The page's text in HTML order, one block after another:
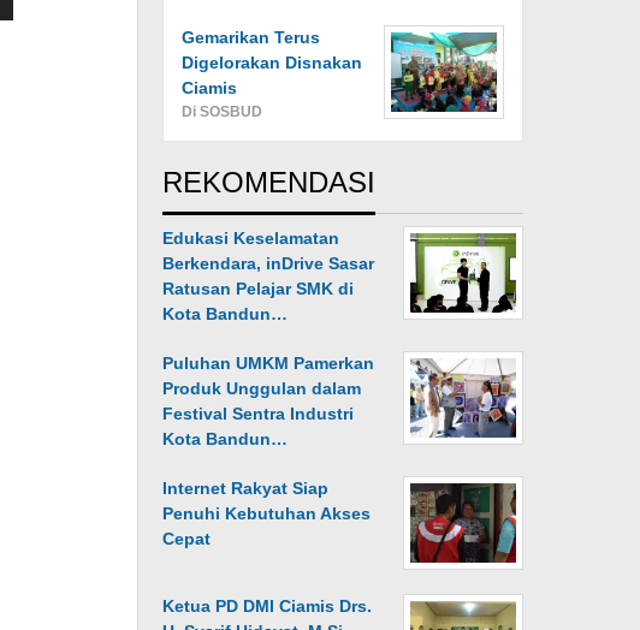
Gemarikan Terus
Digelorakan Disnakan
Ciamis
Di SOSBUD
REKOMENDASI
Edukasi Keselamatan
Berkendara, inDrive Sasar
Ratusan Pelajar SMK di
Kota Bandun…
Puluhan UMKM Pamerkan
Produk Unggulan dalam
Festival Sentra Industri
Kota Bandun…
Internet Rakyat Siap
Penuhi Kebutuhan Akses
Cepat
Ketua PD DMI Ciamis Drs.